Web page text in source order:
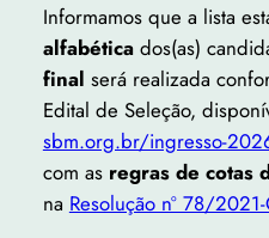
Informamos que a lista
alfabéticados(as)
final será realizada
Edital de Seleção,
sbm.org.br/ingresso-
com as regras de cotas
na Resolução nº 78/